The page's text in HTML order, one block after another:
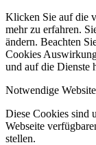
Klicken Sie auf die
mehr zu erfahren.
ändern. Beachten
Cookies
und auf die Dienste
Notwendige
Diese Cookies sind
Webseite
stellen.